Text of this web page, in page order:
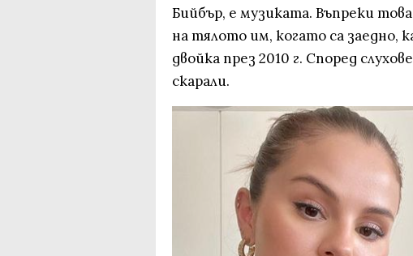
Бийбър, е музиката. Въпреки
на тялото им, когато са заедно,
двойка през 2010 г. Според
скарали.